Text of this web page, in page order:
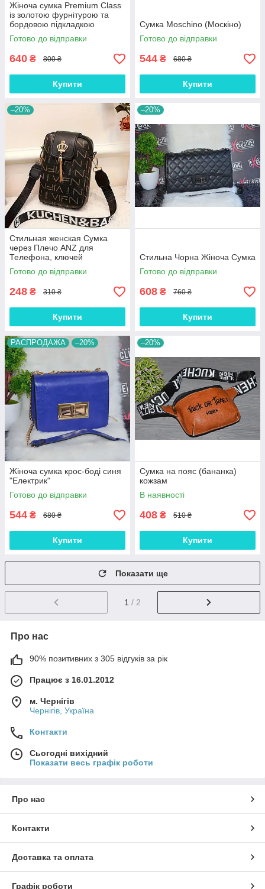
Жіноча сумка Premium Class
із золотою фурнітурою та
бордовою підкладкою
Готово до відправки
640 ₴ 800 ₴
Купити
Сумка Moschino (Москіно)
Готово до відправки
544 ₴ 680 ₴
Купити
–20%
Стильная женская Сумка
через Плечо ANZ для
Телефона, ключей
Готово до відправки
248 ₴ 310 ₴
Купити
–20%
Стильна Чорна Жіноча Сумка
Готово до відправки
608 ₴ 760 ₴
Купити
РАСПРОДАЖА –20%
Жіноча сумка крос-боді синя
"Електрик"
Готово до відправки
544 ₴ 680 ₴
Купити
–20%
Сумка на пояс (бананка)
кожзам
В наявності
408 ₴ 510 ₴
Купити
Показати ще
1 / 2
Про нас
90% позитивних з 305 відгуків за рік
Працює з 16.01.2012
м. Чернігів
Чернігів, Україна
Контакти
Сьогодні вихідний
Показати весь графік роботи
Про нас
Контакти
Доставка та оплата
Графік роботи